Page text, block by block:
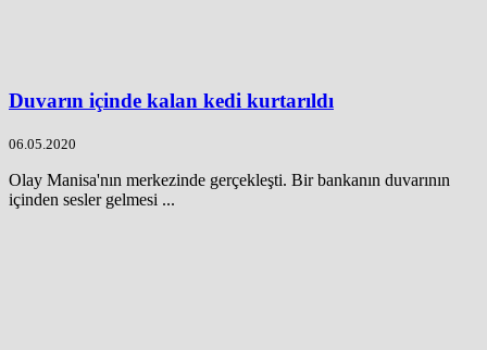
Duvarın içinde kalan kedi kurtarıldı
06.05.2020
Olay Manisa'nın merkezinde gerçekleşti. Bir bankanın duvarının
içinden sesler gelmesi ...